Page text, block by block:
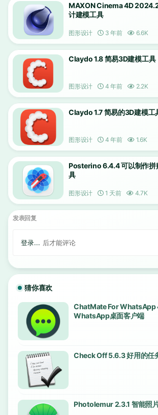
MAXON Cinema 4D
计建模工具
图形设计 3 年前 6.6K
Claydo 1.8 简易3D建模工具
图形设计 4 年前 2.2K
Claydo 1.7 简易的3D建模工
图形设计 4 年前 1.6K
Posterino 6.4.4 可以制作拼
具
图形设计 1 天前 4.7K
发表回复
登录... 后才能评论
猜你喜欢
ChatMate For WhatsApp
WhatsApp桌面客户端
Check Off 5.6.3 好用的任
Photolemur 2.3.1 智能照